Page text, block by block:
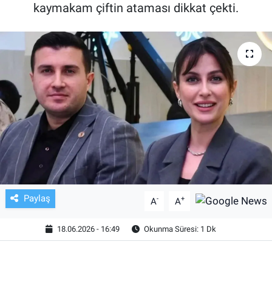
kaymakam çiftin ataması dikkat çekti.
Paylaş A- A+
18.06.2026 - 16:49 Okunma Süresi: 1 Dk
TV VE SİNEMA
BASKETBOL
SAĞLIK
GENEL
KÜLTÜR SANAT
ASAYİŞ
EKONOMİ